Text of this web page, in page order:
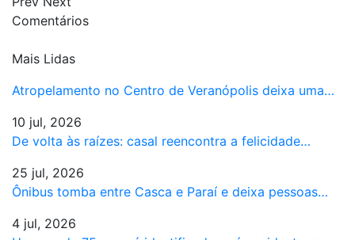
Comentários
Mais Lidas
Atropelamento no Centro de Veranópolis deixa uma…
10 jul, 2026
De volta às raízes: casal reencontra a felicidade…
25 jul, 2026
Ônibus tomba entre Casca e Paraí e deixa pessoas…
4 jul, 2026